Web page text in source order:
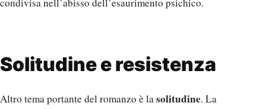
condivisa nell’abisso dell’esaurimento psichico.
Solitudine e resistenza
Altro tema portante del romanzo è lasolitudine. La